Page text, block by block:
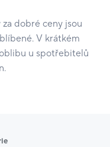
dobré ceny jsou
V krátkém
u spotřebitelů